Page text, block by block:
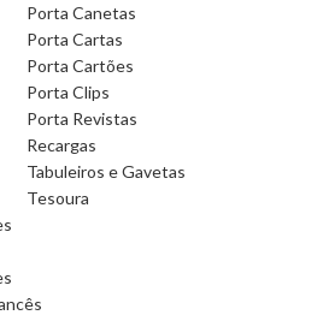
Porta Canetas
Porta Cartas
Porta Cartões
Porta Clips
Porta Revistas
Recargas
Tabuleiros e Gavetas
Tesoura